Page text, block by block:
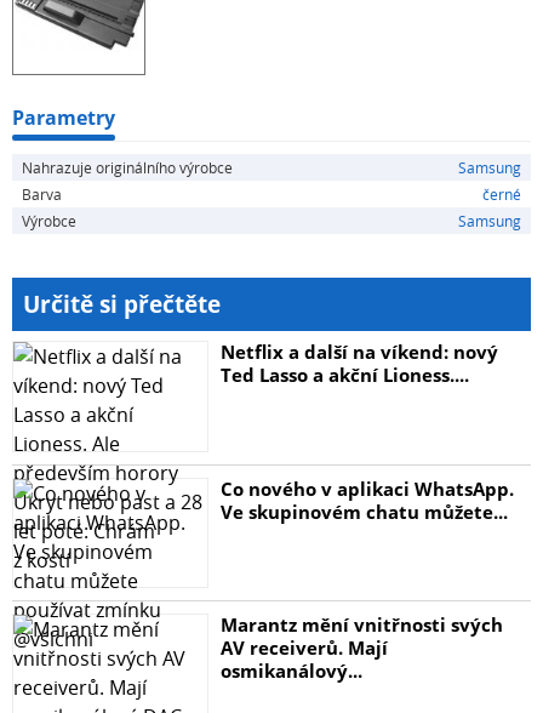
Parametry
Nahrazuje originálního výrobce
Samsung
Barva
černé
Výrobce
Samsung
Určitě si přečtěte
Netflix a další na víkend: nový
Ted Lasso a akční Lioness....
Co nového v aplikaci WhatsApp.
Ve skupinovém chatu můžete...
Marantz mění vnitřnosti svých
AV receiverů. Mají
osmikanálový...